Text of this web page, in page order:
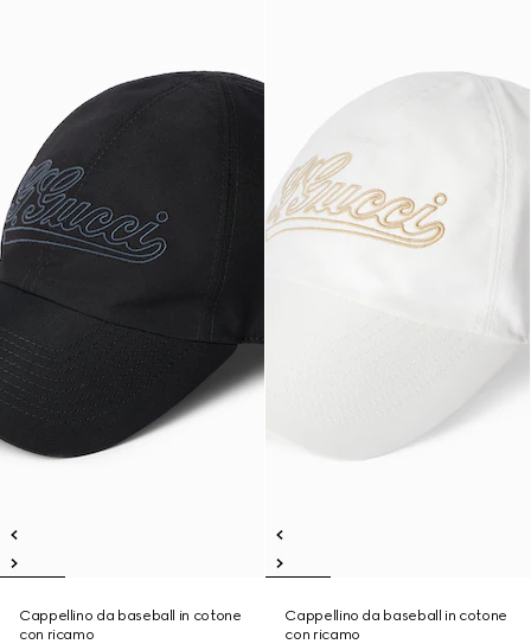
Cappellino da baseball in cotone
con ricamo
Cappellino da baseball in cotone
con ricamo